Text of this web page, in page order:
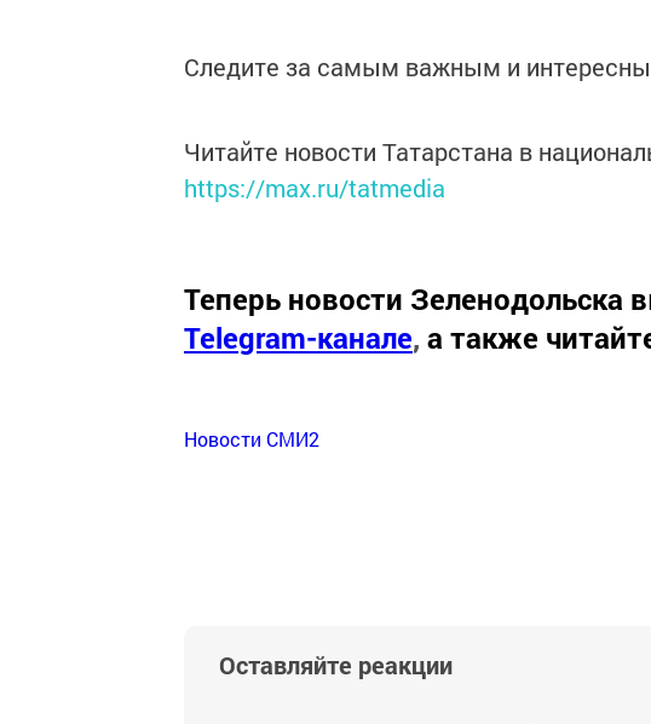
Следите за самым важным и
Читайте новости Татарстана в
https://max.ru/tatmedia
Теперь новости Зеленодольска
Telegram-канале, а также
Новости СМИ2
Оставляйте реакции